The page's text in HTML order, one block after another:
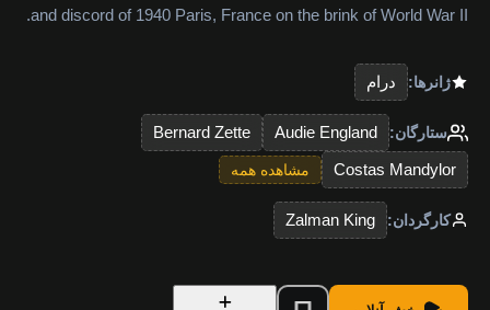
and discord of 1940 Paris, France on the brink of World War II.
ژانرها: درام
ستارگان: Audie England
Bernard Zette
Costas Mandylor
مشاهده همه
کارگردان: Zalman King